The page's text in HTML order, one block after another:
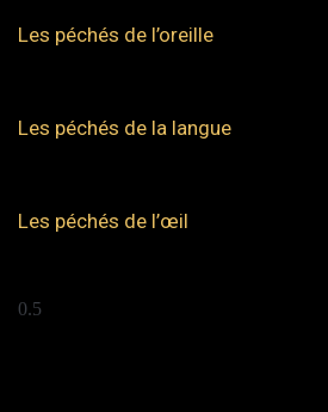
Les péchés de l’oreille
Les péchés de la langue
Les péchés de l’œil